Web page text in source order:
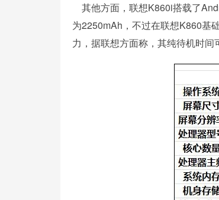
其他方面，联想K860i搭载了
为2250mAh，不过在联想K860基
力，据联想方面称，其纯待机时间